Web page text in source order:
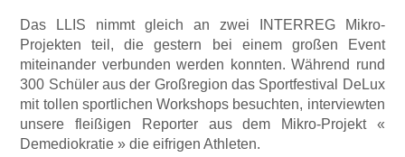
Das LLIS nimmt gleich an zwei INTERREG Mikro-
Projekten teil, die gestern bei einem großen Event
miteinander verbunden werden konnten. Während rund
300 Schüler aus der Großregion das Sportfestival DeLux
mit tollen sportlichen Workshops besuchten, interviewten
unsere fleißigen Reporter aus dem Mikro-Projekt «
Demediokratie » die eifrigen Athleten.